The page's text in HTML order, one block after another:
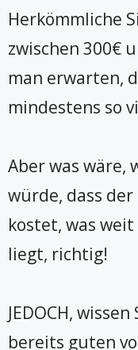
Herkömmliche
zwischen 300€
man erwarten,
mindestens so
Aber was wäre,
würde, dass der
kostet, was
liegt, richtig!
JEDOCH,
bereits guten